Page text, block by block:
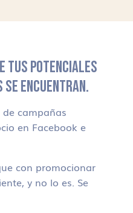
TUS POTENCIALES
ENCUENTRAN.
campañas
en Facebook e
con promocionar
y no lo es. Se